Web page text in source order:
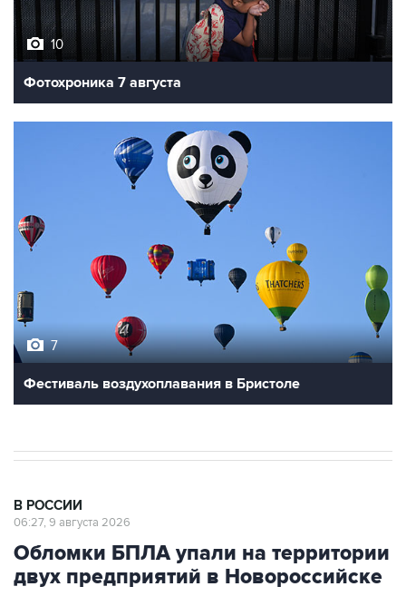
10
Фотохроника 7 августа
7
Фестиваль воздухоплавания в Бристоле
В РОССИИ
06:27, 9 августа 2026
Обломки БПЛА упали на территории
двух предприятий в Новороссийске